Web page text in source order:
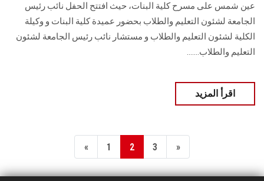
عين شمس على مسرح كلية البنات، حيث افتتح الحفل نائب رئيس
الجامعة لشئون التعليم والطلاب بحضور عميدة كلية البنات و وكيلة
الكلية لشئون التعليم والطلاب و مستشار نائب رئيس الجامعة لشئون
التعليم والطلاب.......
اقرأ المزيد
« 1 2 3 »